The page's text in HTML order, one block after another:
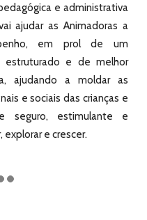
e administrativa
ajudar as Animadoras a
em prol de
um
estruturado e de melhor
ajudando a moldar as
e sociais das crianças e
seguro, estimulante e
e crescer.